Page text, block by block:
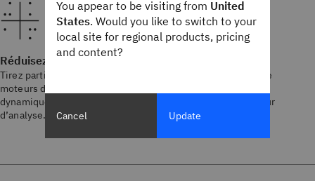
Réduisez les coûts d’analyse
Tirez parti d’un calcul et d’un stockage à moindre coût, et de
moteurs d’analyse adaptés à vos besoins qui évoluent
dynamiquement en associant le bon workload au bon moteur
d’analyse.
You appear to be visiting from United
States. Would you like to switch to your
local site for regional products, pricing
and content?
Cancel Update